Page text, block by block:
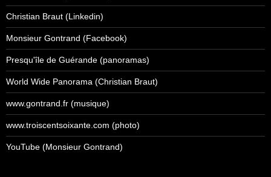
Christian Braut (Linkedin)
Monsieur Gontrand (Facebook)
Presqu'île de Guérande (panoramas)
World Wide Panorama (Christian Braut)
www.gontrand.fr (musique)
www.troiscentsoixante.com (photo)
YouTube (Monsieur Gontrand)